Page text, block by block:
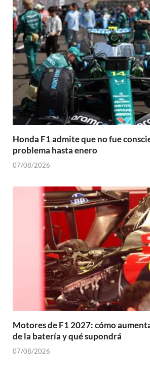
Honda F1 admite que no fue
problema hasta enero
07/08/2026
Motores de F1 2027: cómo
de la batería y qué supondrá
07/08/2026